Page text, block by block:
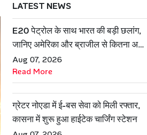
LATEST NEWS
E20 पेट्रोल के साथ भारत की बड़ी छलांग,
जानिए अमेरिका और ब्राजील से कितना अलग
है एथेनॉल मॉडल
Aug 07, 2026
Read More
ग्रेटर नोएडा में ई-बस सेवा को मिली रफ्तार,
कासना में शुरू हुआ हाईटेक चार्जिंग स्टेशन